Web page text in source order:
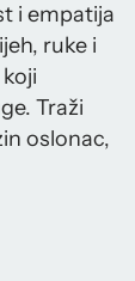
i empatija
ruke i
Traži
oslonac,